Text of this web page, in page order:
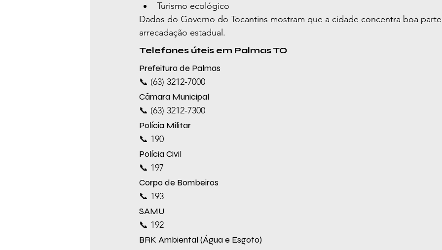
Turismo ecológico
Dados do Governo do Tocantins mostram que a cidade concentra boa
arrecadação estadual.
Telefones úteis em Palmas TO
Prefeitura de Palmas
📞 (63) 3212-7000
Câmara Municipal
📞 (63) 3212-7300
Polícia Militar
📞 190
Polícia Civil
📞 197
Corpo de Bombeiros
📞 193
SAMU
📞 192
BRK Ambiental (Água e Esgoto)